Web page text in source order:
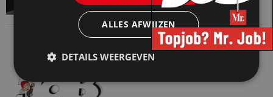
31 juli 2026
ALLES AFWIJZEN
DETAILS WEERGEVEN